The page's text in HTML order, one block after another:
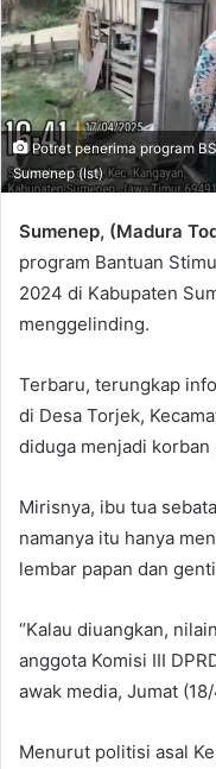
Potret penerima program
Sumenep (Ist)
Sumenep, (Madura
program Bantuan
2024 di Kabupaten
menggelinding.
Terbaru, terungkap
di Desa Torjek,
diduga menjadi korban
Mirisnya, ibu tua
namanya itu hanya
lembar papan dan
“Kalau diuangkan,
anggota Komisi III
awak media, Jumat
Menurut politisi asal